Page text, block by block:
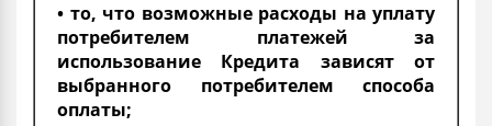
• то, что возможные расходы на уплату
потребителем платежей за
использование Кредита зависят от
выбранного потребителем способа
оплаты;